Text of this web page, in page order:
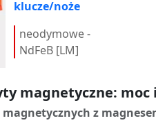
klucze/noże
neodymowe -
NdFeB [LM]
magnetyczne: moc
z